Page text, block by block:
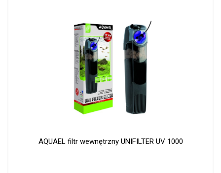
AQUAEL filtr wewnętrzny UNIFILTER UV 1000